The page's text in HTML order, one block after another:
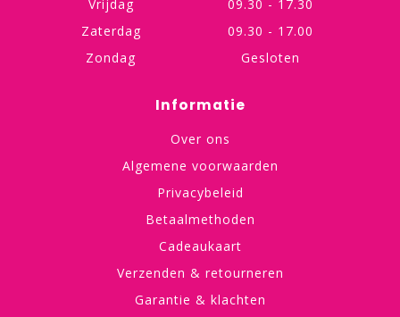
Vrijdag
09.30 - 17.30
Zaterdag
09.30 - 17.00
Zondag
Gesloten
Informatie
Over ons
Algemene voorwaarden
Privacybeleid
Betaalmethoden
Cadeaukaart
Verzenden & retourneren
Garantie & klachten